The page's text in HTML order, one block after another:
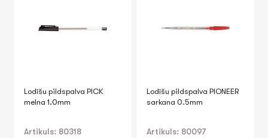
Lodīšu pildspalva PICK
melna 1.0mm
Artikuls: 80318
Lodīšu pildspalva PIONEER
sarkana 0.5mm
Artikuls: 80097